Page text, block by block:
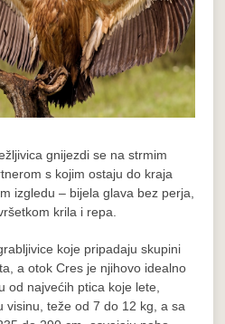
gnijezdi se na strmim
s kojim ostaju do kraja
izgledu – bijela glava bez perja,
krila i repa.
koje pripadaju skupini
a otok Cres je njihovo idealno
od najvećih ptica koje lete,
visinu, teže od 7 do 12 kg, a sa